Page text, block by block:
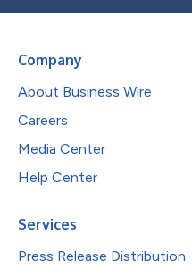
Company
About Business Wire
Careers
Media Center
Help Center
Services
Press Release Distribution